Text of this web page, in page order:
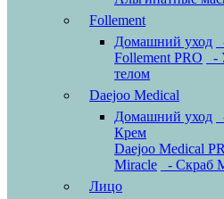
Follement
Домашний уход
Follement PRO
-
телом
Daejoo Medical
Домашний уход
Крем
Daejoo Medical
Miracle
- Скраб
Лицо